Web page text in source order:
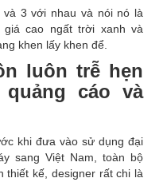
3 với nhau và nói nó là
cao ngất trời xanh và
khen lấy khen để.
luôn trễ hẹn
cáo và
khi đưa vào sử dụng đại
sang Việt Nam, toàn bộ
thiết kế, designer rất chi là